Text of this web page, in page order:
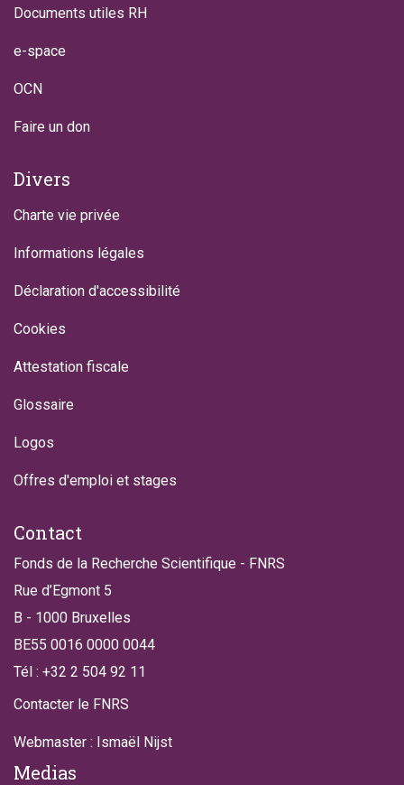
Documents utiles RH
e-space
OCN
Faire un don
Divers
Charte vie privée
Informations légales
Déclaration d'accessibilité
Cookies
Attestation fiscale
Glossaire
Logos
Offres d'emploi et stages
Contact
Fonds de la Recherche Scientifique - FNRS
Rue d’Egmont 5
B - 1000 Bruxelles
BE55 0016 0000 0044
Tél : +32 2 504 92 11
Contacter le FNRS
Webmaster : Ismaël Nijst
Medias